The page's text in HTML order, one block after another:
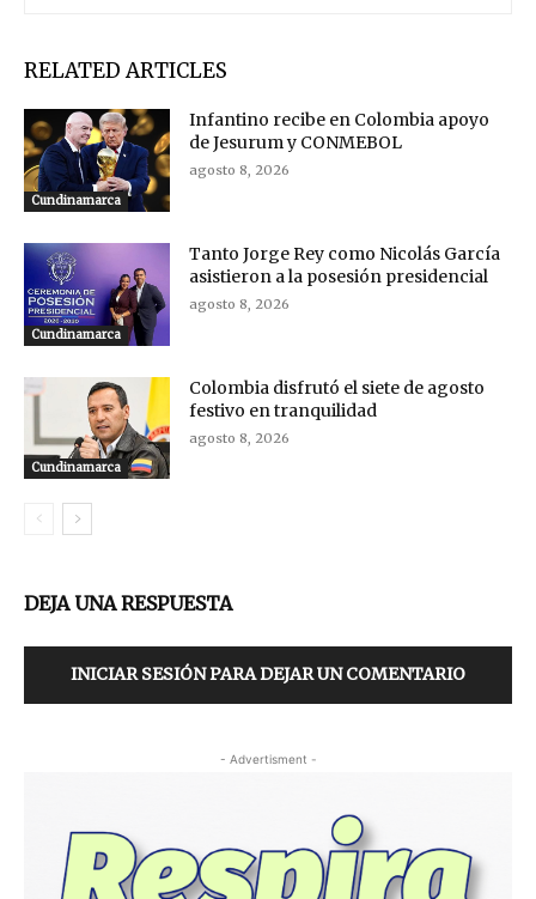
RELATED ARTICLES
Cundinamarca
Infantino recibe en Colombia apoyo
de Jesurum y CONMEBOL
agosto 8, 2026
Cundinamarca
Tanto Jorge Rey como Nicolás García
asistieron a la posesión presidencial
agosto 8, 2026
Cundinamarca
Colombia disfrutó el siete de agosto
festivo en tranquilidad
agosto 8, 2026
DEJA UNA RESPUESTA
INICIAR SESIÓN PARA DEJAR UN COMENTARIO
- Advertisment -